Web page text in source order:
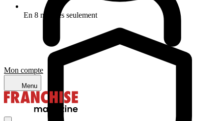
Mon compte
Menu
En 8 minutes seulement